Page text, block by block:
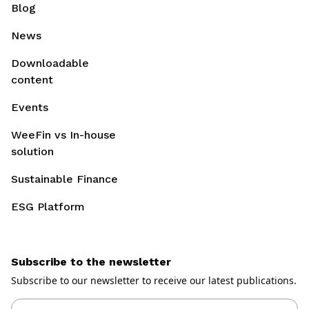
Blog
News
Downloadable
content
Events
WeeFin vs In-house
solution
Sustainable Finance
ESG Platform
Subscribe to the newsletter
Subscribe to our newsletter to receive our latest publications.